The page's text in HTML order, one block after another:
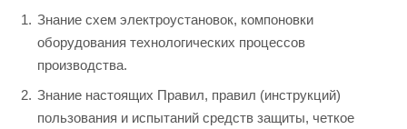
Знание схем электроустановок, компоновки
оборудования технологических процессов
производства.
Знание настоящих Правил, правил (инструкций)
пользования и испытаний средств защиты, четкое